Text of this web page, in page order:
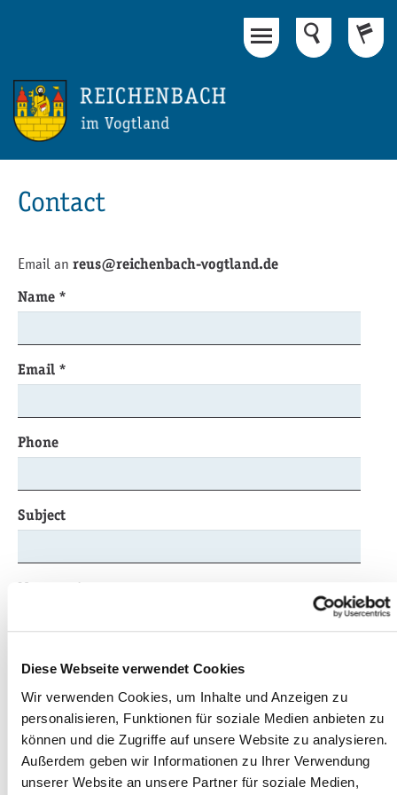
Diese Webseite verwendet Cookies
Wir verwenden Cookies, um Inhalte und Anzeigen zu
personalisieren, Funktionen für soziale Medien anbieten zu
können und die Zugriffe auf unsere Website zu analysieren.
Außerdem geben wir Informationen zu Ihrer Verwendung
unserer Website an unsere Partner für soziale Medien,
Contact
Email an reus@reichenbach-vogtland.de
Name *
Email *
Phone
Subject
Message *
Please enter here the word as displayed in the
picture.*
This is to prevent spamming.